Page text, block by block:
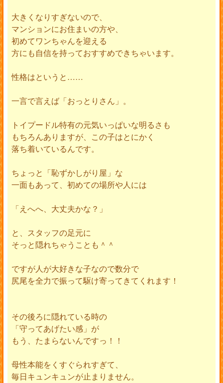
大きくなりすぎないので、
マンションにお住まいの方や、
初めてワンちゃんを迎える
方にも自信を持っておすすめできちゃいます。
性格はというと……
一言で言えば「おっとりさん」。
トイプードル特有の元気いっぱいな明るさも
もちろんありますが、この子はとにかく
落ち着いているんです。
ちょっと「恥ずかしがり屋」な
一面もあって、初めての場所や人には
「えへへ、大丈夫かな？」
と、スタッフの足元に
そっと隠れちゃうことも＾＾
ですが人が大好きな子なので数分で
尻尾を全力で振って駆け寄ってきてくれます！
その後ろに隠れている時の
「守ってあげたい感」が
もう、たまらないんですっ！！
母性本能をくすぐられすぎて、
毎日キュンキュンが止まりません。